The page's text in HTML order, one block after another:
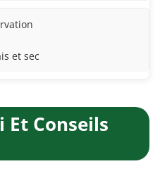
et sec
Et Conseils